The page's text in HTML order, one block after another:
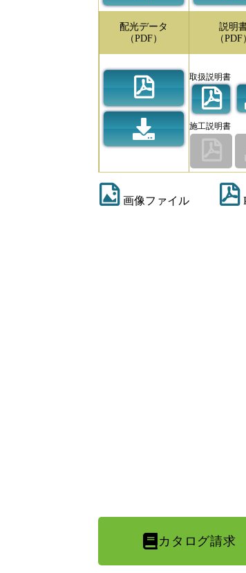
配光データ
（PDF）
説明
（PDF）
取扱説明書
施工説明書
画像ファイル
カタログ請求